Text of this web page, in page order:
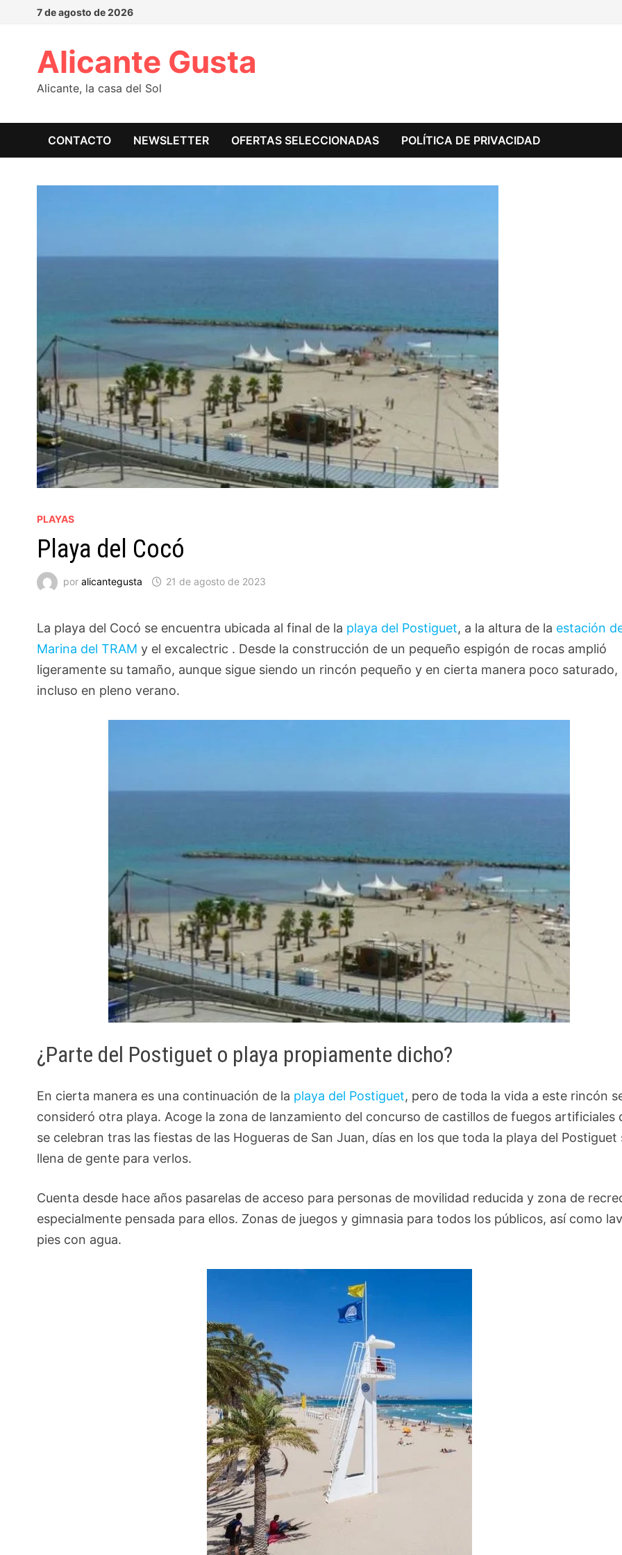
7 de agosto de 2026
Alicante Gusta
Alicante, la casa del Sol
CONTACTO NEWSLETTER OFERTAS SELECCIONADAS POLÍTICA DE PRIVACIDAD
PLAYAS
Playa del Cocó
poralicantegusta 21 de agosto de 2023
La playa del Cocó se encuentra ubicada al final de la playa del Postiguet, a la altura de la estación
Marina del TRAM y el excalectric . Desde la construcción de un pequeño espigón de rocas amplió
ligeramente su tamaño, aunque sigue siendo un rincón pequeño y en cierta manera poco saturado,
incluso en pleno verano.
¿Parte del Postiguet o playa propiamente dicho?
En cierta manera es una continuación de la playa del Postiguet, pero de toda la vida a este rincón
consideró otra playa. Acoge la zona de lanzamiento del concurso de castillos de fuegos artificiales
se celebran tras las fiestas de las Hogueras de San Juan, días en los que toda la playa del Postiguet
llena de gente para verlos.
Cuenta desde hace años pasarelas de acceso para personas de movilidad reducida y zona de
especialmente pensada para ellos. Zonas de juegos y gimnasia para todos los públicos, así como
pies con agua.